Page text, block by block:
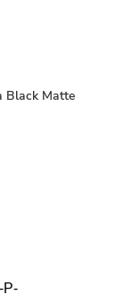
Black Matte